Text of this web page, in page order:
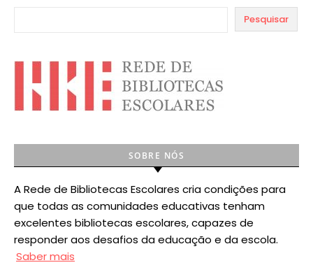
Pesquisar
SOBRE NÓS
A Rede de Bibliotecas Escolares cria condições para
que todas as comunidades educativas tenham
excelentes bibliotecas escolares, capazes de
responder aos desafios da educação e da escola.
Saber mais